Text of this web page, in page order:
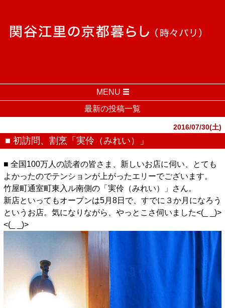
MENU
最新の投稿一覧
2016/07/30(土)
■ 初訪問、割烹「実伶（みれい）」
■ 全国100万人の読者の皆さま、新しいお店に伺い、とても
よかったのでテンションが上がったエリーでございます。
竹屋町通室町東入ル南側の「実伶（みれい）」さん。
新店といってもオープンは5月8日で、すでに３か月になろう
というお店。気になりながら、やっとこさ伺いました<(_ _)>
<(_ _)>